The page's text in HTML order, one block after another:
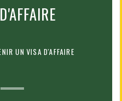
UN VISA D'AFFAIRE